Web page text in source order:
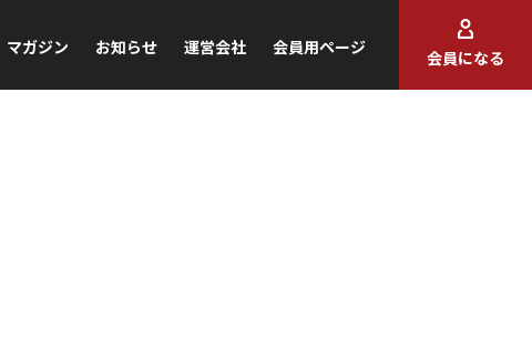
マガジン お知らせ 運営会社 会員用ページ
会員になる